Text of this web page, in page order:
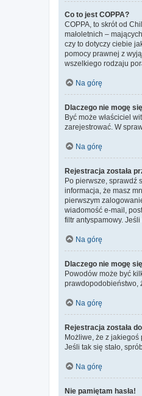
Co to jest COPPA?
COPPA, to skrót od
małoletnich –
czy to dotyczy ciebie
pomocy prawnej z
wszelkiego rodzaju
Na górę
Dlaczego nie mogę
Być może właściciel
zarejestrować. W
Na górę
Rejestracja została
Po pierwsze, sprawdź
informacja, że masz
pierwszym
wiadomość e-mail,
filtr antyspamowy.
Na górę
Dlaczego nie mogę
Powodów może być
prawdopodobieństwo,
Na górę
Rejestracja została
Możliwe, że z jakiegoś
Jeśli tak się stało,
Na górę
Nie pamiętam hasła!